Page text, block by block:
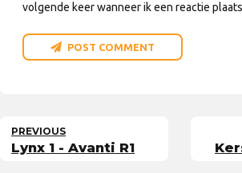
volgende keer wanneer ik een reactie
POST COMMENT
PREVIOUS
Lynx 1 - Avanti R1